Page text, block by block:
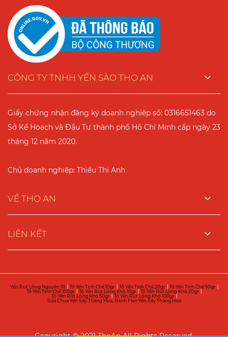
CÔNG TY TNHH YẾN SÀO THỌ AN
Giấy chứng nhận đăng ký doanh nghiệp số: 0316651463 do
Sở Kế Hoạch và Đầu Tư thành phố Hồ Chí Minh cấp ngày 23
tháng 12 năm 2020.
Chủ doanh nghiệp: Thiều Thị Anh
VỀ THỌ AN
LIÊN KẾT
Yến Rút Lông Nguyên Tổ| Tổ Yến Tinh Chế 10gr| Tổ Yến Tinh Chế 20gr| Tổ Yến Tinh Chế 50gr|
Tổ Yến Tinh Chế 100gr Tổ Yến Rút Lông Khô 10gr Tổ Yến Rút Lông Khô 20gr
Tổ Yến Rút Lông Khô 50gr|Tổ Yến Rút Lông Khô 100gr|
Sữa Chua Yến Sấy Thăng Hoa, Bánh Flan Yến Sấy Thăng Hoa